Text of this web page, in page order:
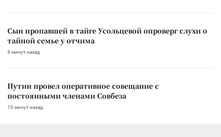
Сын пропавшей в тайге Усольцевой опроверг слухи о
тайной семье у отчима
9 минут назад
Путин провел оперативное совещание с
постоянными членами Совбеза
10 минут назад